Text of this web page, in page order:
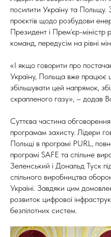
посилити Україну та Польщу.
проєктів щодо розбудови
Президент і Премʼєр-міністр
команд, передусім на рівні
«І якщо говорити про
Україну, Польща вже працює
збільшувати цей напрямок,
скрапленого газу», – додав
Суттєва частина
програмам захисту. Лідери
Польщі в програмі PURL,
програмі SAFE та спільне
Зеленський і Дональд Туск
спільного виробництва
Україні. Завдяки цим
розвиток цифрової
безпілотних систем.